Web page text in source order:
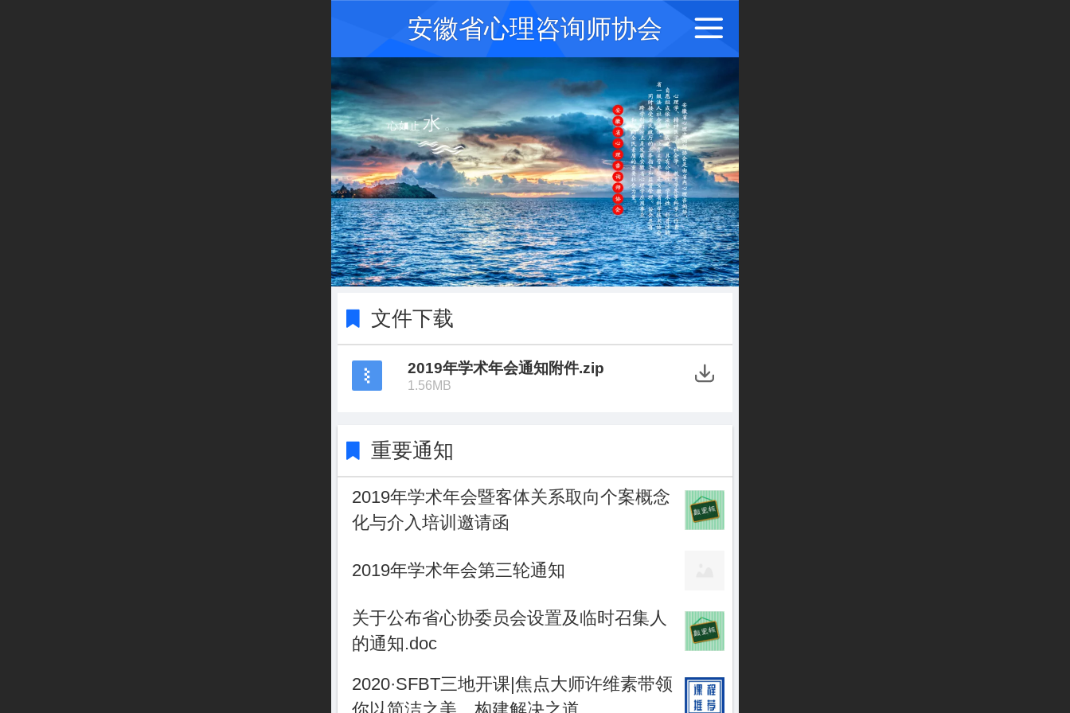
安徽省心理咨询师协会
文件下载
2019年学术年会通知附件.zip
1.56MB
重要通知
2019年学术年会暨客体关系取向个案概念
化与介入培训邀请函
2019年学术年会第三轮通知
关于公布省心协委员会设置及临时召集人
的通知.doc
2020·SFBT三地开课|焦点大师许维素带领